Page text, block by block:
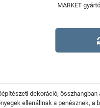
MARKET
dekoráció,
ellenállnak a penésznek,